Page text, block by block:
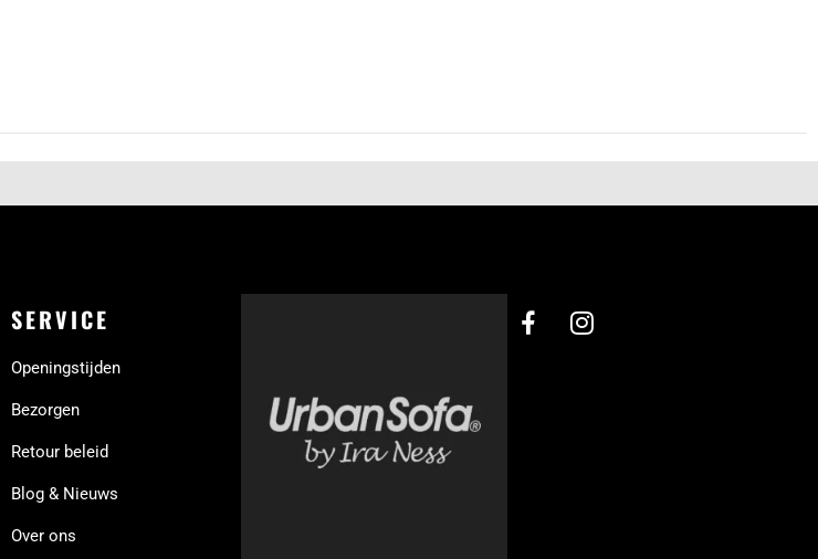
SERVICE
Openingstijden
Bezorgen
Retour beleid
Blog & Nieuws
Over ons